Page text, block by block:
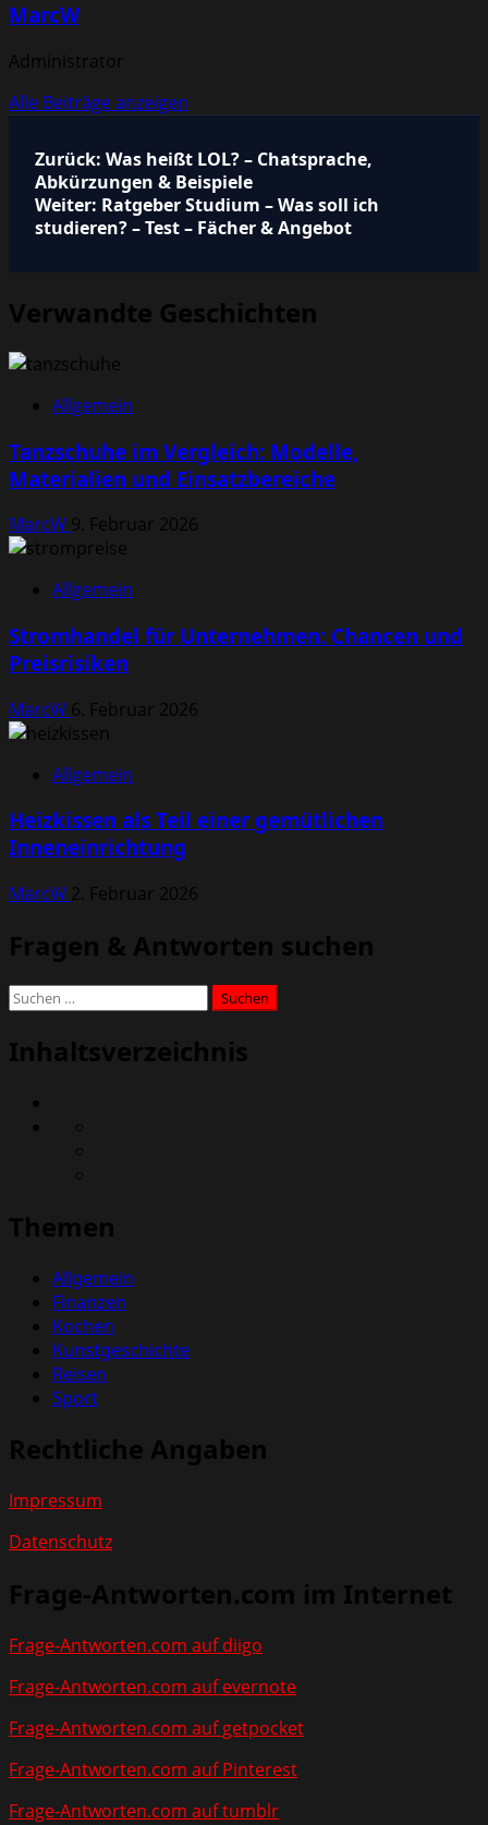
MarcW
Administrator
Alle Beiträge anzeigen
Beitragsnavigation
Zurück: Was heißt LOL? – Chatsprache,
Abkürzungen & Beispiele
Weiter: Ratgeber Studium – Was soll ich
studieren? – Test – Fächer & Angebot
Verwandte Geschichten
Allgemein
Tanzschuhe im Vergleich: Modelle,
Materialien und Einsatzbereiche
MarcW 9. Februar 2026
Allgemein
Stromhandel für Unternehmen: Chancen und
Preisrisiken
MarcW 6. Februar 2026
Allgemein
Heizkissen als Teil einer gemütlichen
Inneneinrichtung
MarcW 2. Februar 2026
Fragen & Antworten suchen
Suchen
Inhaltsverzeichnis
Themen
Allgemein
Finanzen
Kochen
Kunstgeschichte
Reisen
Sport
Rechtliche Angaben
Impressum
Datenschutz
Frage-Antworten.com im Internet
Frage-Antworten.com auf diigo
Frage-Antworten.com auf evernote
Frage-Antworten.com auf getpocket
Frage-Antworten.com auf Pinterest
Frage-Antworten.com auf tumblr